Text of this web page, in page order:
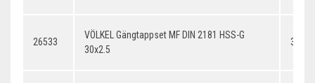
26533
VÖLKEL Gängtappset MF DIN 2181 HSS-G
30x2.5